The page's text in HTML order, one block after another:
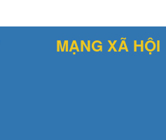
MẠNG XÃ HỘI